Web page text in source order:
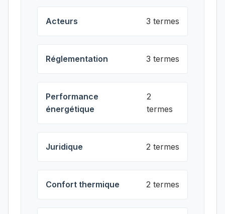
Acteurs 3 termes
Réglementation 3 termes
Performance
énergétique
2
termes
Juridique 2 termes
Confort thermique 2 termes